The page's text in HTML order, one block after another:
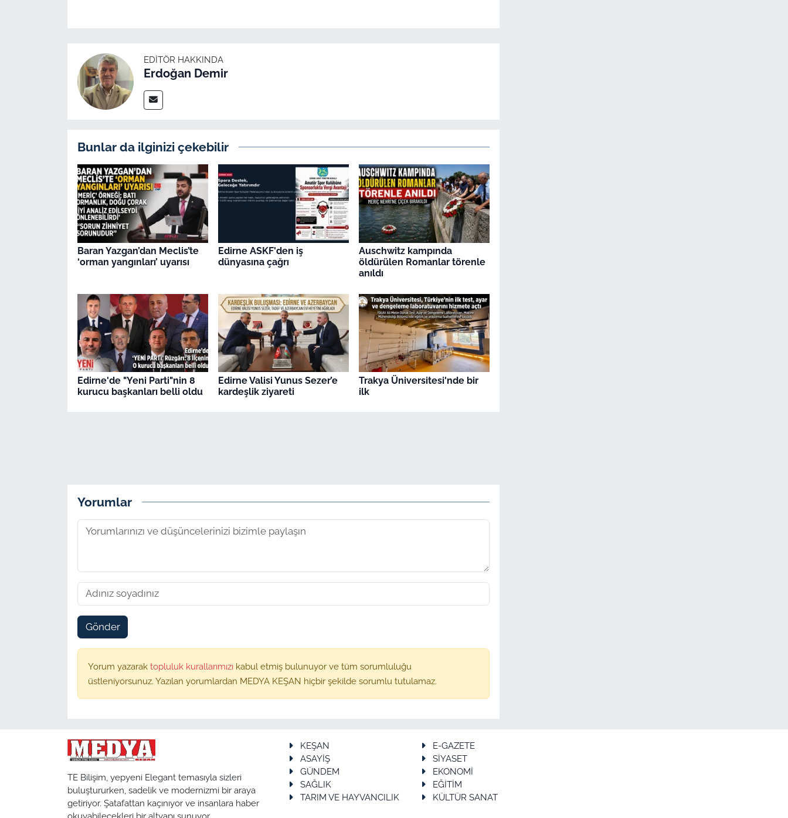
EDITÖR HAKKINDA
Erdoğan Demir
Bunlar da ilginizi çekebilir
Baran Yazgan’dan Meclis’te
‘orman yangınları’ uyarısı
Edirne ASKF'den iş
dünyasına çağrı
Auschwitz kampında
öldürülen Romanlar törenle
anıldı
Edirne'de "Yeni Parti"nin 8
kurucu başkanları belli oldu
Edirne Valisi Yunus Sezer’e
kardeşlik ziyareti
Trakya Üniversitesi'nde bir
ilk
Yorumlar
Gönder
Yorum yazarak topluluk kurallarımızı kabul etmiş bulunuyor ve tüm sorumluluğu
üstleniyorsunuz. Yazılan yorumlardan MEDYA KEŞAN hiçbir şekilde sorumlu tutulamaz.
TE Bilişim, yepyeni Elegant temasıyla sizleri
buluştururken, sadelik ve modernizmi bir araya
getiriyor. Şatafattan kaçınıyor ve insanlara haber
KEŞAN
E-GAZETE
ASAYİŞ
SİYASET
GÜNDEM
EKONOMİ
SAĞLIK
EĞİTİM
TARIM VE HAYVANCILIK
KÜLTÜR SANAT